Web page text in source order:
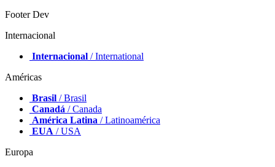
Footer Dev
Internacional
Internacional / International
Américas
Brasil / Brasil
Canadá / Canada
América Latina / Latinoamérica
EUA / USA
Europa